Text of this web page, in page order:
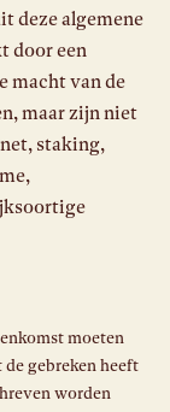
deze algemene
door een
macht van de
maar zijn niet
staking,
moeten
gebreken heeft
worden